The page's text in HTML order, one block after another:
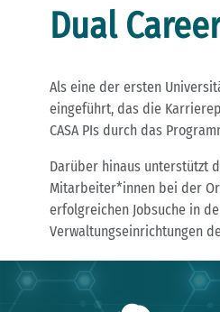
Dual
Als eine der ersten
eingeführt, das die
CASA PIs durch das
Darüber hinaus unterstützt
Mitarbeiter*innen bei der
erfolgreichen Jobsuche in
Verwaltungseinrichtungen